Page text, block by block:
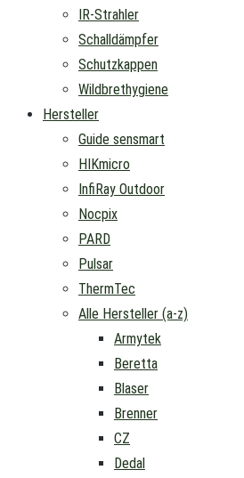
IR-Strahler
Schalldämpfer
Schutzkappen
Wildbrethygiene
Hersteller
Guide sensmart
HIKmicro
InfiRay Outdoor
Nocpix
PARD
Pulsar
ThermTec
Alle Hersteller (a-z)
Armytek
Beretta
Blaser
Brenner
CZ
Dedal